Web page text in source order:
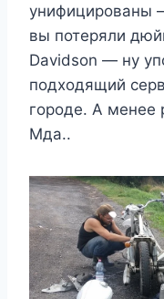
унифицированы
вы потеряли
Davidson — ну
подходящий
городе. А менее
Мда..